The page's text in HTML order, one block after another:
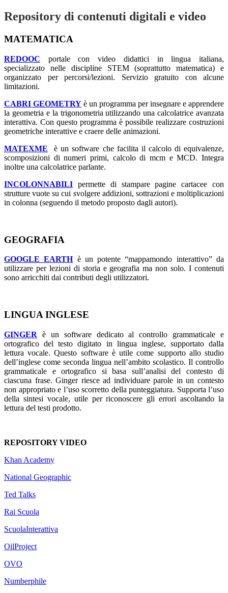
Repository di contenuti digitali e video
MATEMATICA
REDOOC portale con video didattici in lingua italiana,
specializzato nelle discipline STEM (soprattutto matematica) e
organizzato per percorsi/lezioni. Servizio gratuito con alcune
limitazioni.
CABRI GEOMETRY è un programma per insegnare e apprendere
la geometria e la trigonometria utilizzando una calcolatrice avanzata
interattiva. Con questo programma è possibile realizzare costruzioni
geometriche interattive e craere delle animazioni.
MATEXME è un software che facilita il calcolo di equivalenze,
scomposizioni di numeri primi, calcolo di mcm e MCD. Integra
inoltre una calcolatrice parlante.
INCOLONNABILI permette di stampare pagine cartacee con
strutture vuote su cui svolgere addizioni, sottrazioni e moltiplicazioni
in colonna (seguendo il metodo proposto dagli autori).
GEOGRAFIA
GOOGLE EARTHè un potente “mappamondo interattivo” da
utilizzare per lezioni di storia e geografia ma non solo. I contenuti
sono arricchiti dai contributi degli utilizzatori.
LINGUA INGLESE
GINGER
è un software dedicato al controllo grammaticale e
ortografico del testo digitato in lingua inglese, supportato dalla
lettura vocale. Questo software è utile come supporto allo studio
dell’inglese come seconda lingua nell’ambito scolastico. Il controllo
grammaticale e ortografico si basa sull’analisi del contesto di
ciascuna frase. Ginger riesce ad individuare parole in un contesto
non appropriato e l’uso scorretto della punteggiatura. Supporta l’uso
della sintesi vocale, utile per riconoscere gli errori ascoltando la
lettura del testi prodotto.
REPOSITORY VIDEO
Khan Academy
National Geographic
Ted Talks
Rai Scuola
ScuolaInterattiva
OilProject
OVO
Numberphile